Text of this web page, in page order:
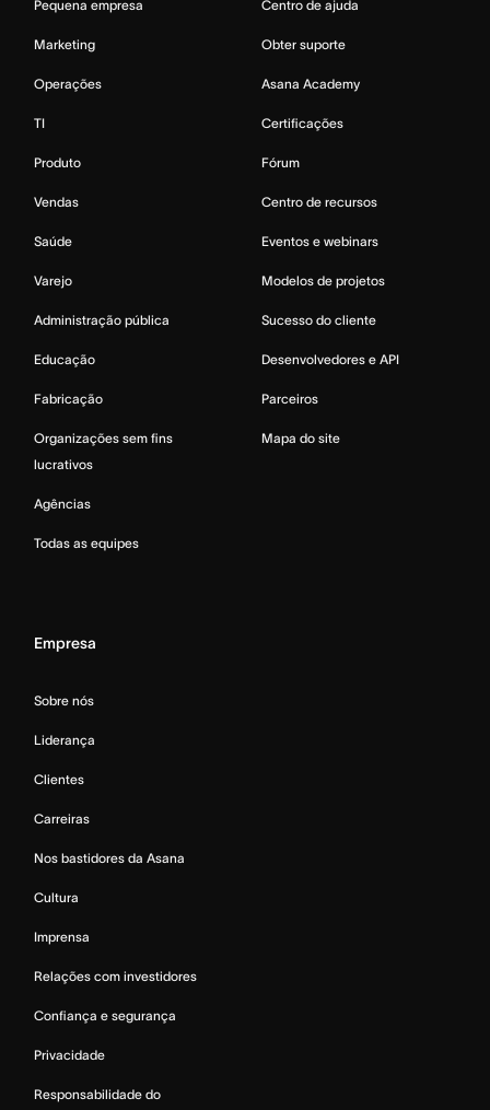
Pequena empresa
Marketing
Operações
TI
Produto
Vendas
Saúde
Varejo
Administração pública
Educação
Fabricação
Organizações sem fins
lucrativos
Agências
Todas as equipes
Centro de ajuda
Obter suporte
Asana Academy
Certificações
Fórum
Centro de recursos
Eventos e webinars
Modelos de projetos
Sucesso do cliente
Desenvolvedores e API
Parceiros
Mapa do site
Empresa
Sobre nós
Liderança
Clientes
Carreiras
Nos bastidores da Asana
Cultura
Imprensa
Relações com investidores
Confiança e segurança
Privacidade
Responsabilidade do